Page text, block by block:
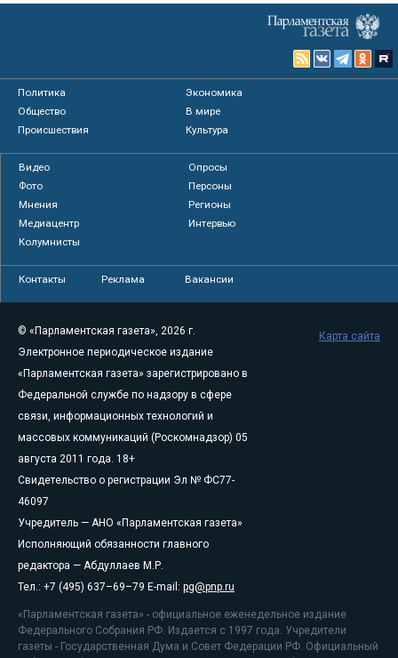
Политика
Экономика
Общество
В мире
Происшествия
Культура
Видео
Опросы
Фото
Персоны
Мнения
Регионы
Медиацентр
Интервью
Колумнисты
Контакты Реклама Вакансии
© «Парламентская газета», 2026 г.
Электронное периодическое издание
«Парламентская газета» зарегистрировано в
Федеральной службе по надзору в сфере
связи, информационных технологий и
массовых коммуникаций (Роскомнадзор) 05
августа 2011 года. 18+
Свидетельство о регистрации Эл № ФС77-
46097
Учредитель — АНО «Парламентская газета»
Исполняющий обязанности главного
редактора — Абдуллаев М.Р.
Тел.: +7 (495) 637–69–79 E-mail: pg@pnp.ru
«Парламентская газета» - официальное еженедельное издание
Федерального Собрания РФ. Издается с 1997 года. Учредители
газеты - Государственная Дума и Совет Федерации РФ. Официальный
Карта сайта